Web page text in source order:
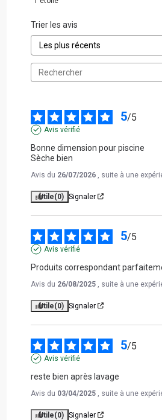
Trier les avis
5/5
Avis vérifié
Bonne dimension pour piscine
Sèche bien
Avis du 26/07/2026 , suite à une
Utile(0) Signaler
5/5
Avis vérifié
Produits correspondant
Avis du 26/08/2025 , suite à une
Utile(0) Signaler
5/5
Avis vérifié
reste bien après lavage
Avis du 03/04/2025 , suite à une
Utile(0) Signaler